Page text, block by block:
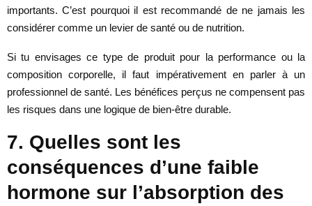
importants. C’est pourquoi il est recommandé de ne jamais les
considérer comme un levier de santé ou de nutrition.
Si tu envisages ce type de produit pour la performance ou la
composition corporelle, il faut impérativement en parler à un
professionnel de santé. Les bénéfices perçus ne compensent pas
les risques dans une logique de bien-être durable.
7. Quelles sont les
conséquences d’une faible
hormone sur l’absorption des